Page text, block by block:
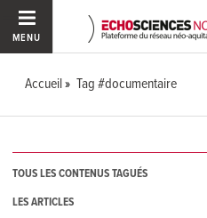
MENU
Accueil Tag #documentaire
TOUS LES CONTENUS TAGUÉS
LES ARTICLES